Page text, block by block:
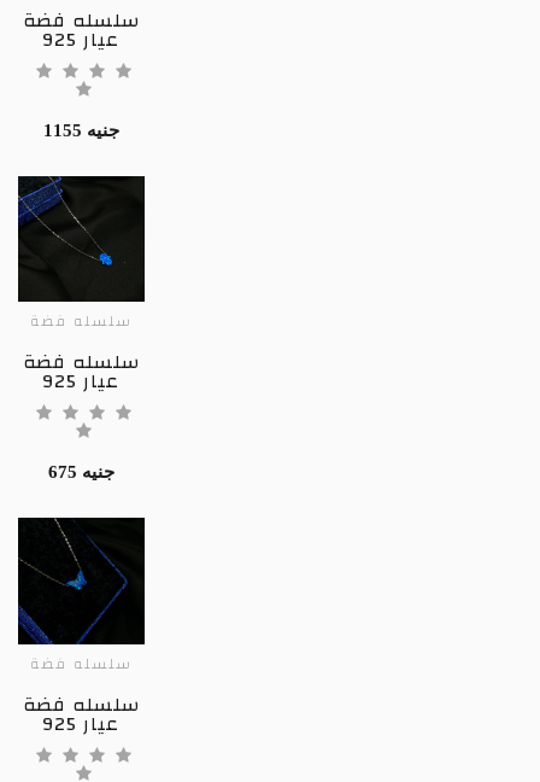
سلسله فضة
عيار 925
1155 جنيه
سلسله فضة
سلسله فضة
عيار 925
675 جنيه
سلسله فضة
سلسله فضة
عيار 925